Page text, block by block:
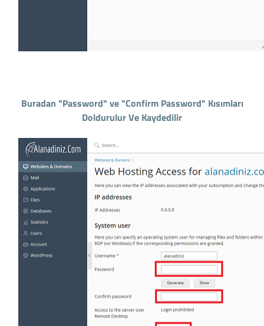
Buradan "Password" ve "Confirm Password" Kısımları
Doldurulur Ve Kaydedilir